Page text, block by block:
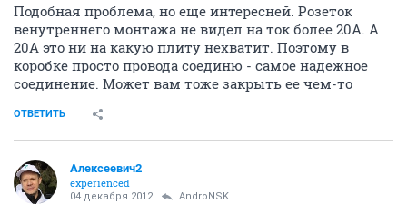
Подобная проблема, но еще интересней. Розеток
венутреннего монтажа не видел на ток более 20А. А
20А это ни на какую плиту нехватит. Поэтому в
коробке просто провода соединю - самое надежное
соединение. Может вам тоже закрыть ее чем-то
ОТВЕТИТЬ
Алексеевич2
experienced
04 декабря 2012 AndroNSK